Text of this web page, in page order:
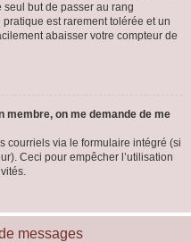
but de passer au rang
est rarement tolérée et un
abaisser votre compteur de
membre, on me demande de me
courriels via le formulaire intégré (si
Ceci pour empêcher l’utilisation
messages